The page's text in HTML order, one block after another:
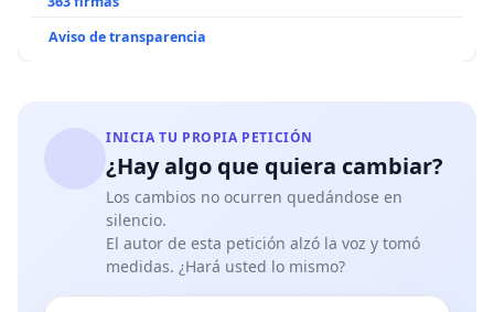
Aviso de transparencia
INICIA TU PROPIA PETICIÓN
¿Hay algo que quiera cambiar?
Los cambios no ocurren quedándose en
silencio.
El autor de esta petición alzó la voz y tomó
medidas. ¿Hará usted lo mismo?